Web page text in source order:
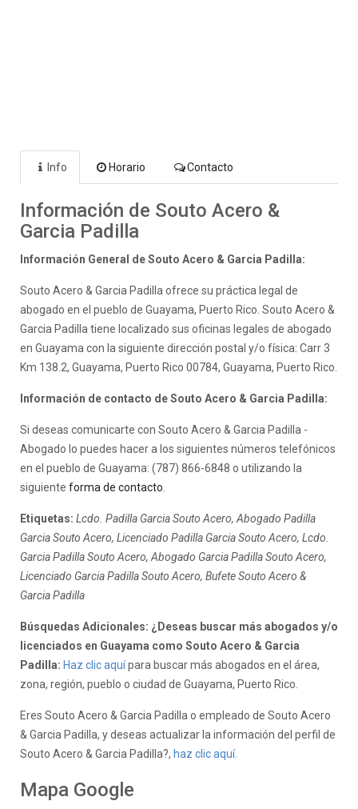
Info Horario Contacto
Información de Souto Acero &
Garcia Padilla
Información General de Souto Acero & Garcia Padilla:
Souto Acero & Garcia Padilla ofrece su práctica legal de
abogado en el pueblo de Guayama, Puerto Rico. Souto Acero &
Garcia Padilla tiene localizado sus oficinas legales de abogado
en Guayama con la siguiente dirección postal y/o física: Carr 3
Km 138.2, Guayama, Puerto Rico 00784, Guayama, Puerto Rico.
Información de contacto de Souto Acero & Garcia Padilla:
Si deseas comunicarte con Souto Acero & Garcia Padilla -
Abogado lo puedes hacer a los siguientes números telefónicos
en el pueblo de Guayama: (787) 866-6848 o utilizando la
siguiente forma de contacto
Etiquetas: Lcdo. Padilla Garcia Souto Acero, Abogado Padilla
Garcia Souto Acero, Licenciado Padilla Garcia Souto Acero, Lcdo.
Garcia Padilla Souto Acero, Abogado Garcia Padilla Souto Acero,
Licenciado Garcia Padilla Souto Acero, Bufete Souto Acero &
Garcia Padilla
Búsquedas Adicionales: ¿Deseas buscar más abogados y/o
licenciados en Guayama como Souto Acero & Garcia
Padilla: Haz clic aquípara buscar más abogados en el área,
zona, región, pueblo o ciudad de Guayama, Puerto Rico.
Eres Souto Acero & Garcia Padilla o empleado de Souto Acero
& Garcia Padilla, y deseas actualizar la información del perfil de
Souto Acero & Garcia Padilla?, haz clic aquí.
Mapa Google